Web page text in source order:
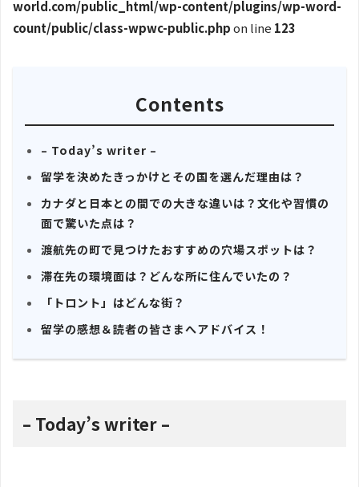
world.com/public_html/wp-content/plugins/wp-word-
count/public/class-wpwc-public.phpon line 123
Contents
– Today’s writer –
留学を決めたきっかけとその国を選んだ理由は？
カナダと日本との間での大きな違いは？文化や習慣の
面で驚いた点は？
渡航先の町で見つけたおすすめの穴場スポットは？
滞在先の環境面は？どんな所に住んでいたの？
「トロント」はどんな街？
留学の感想＆読者の皆さまへアドバイス！
– Today’s writer –